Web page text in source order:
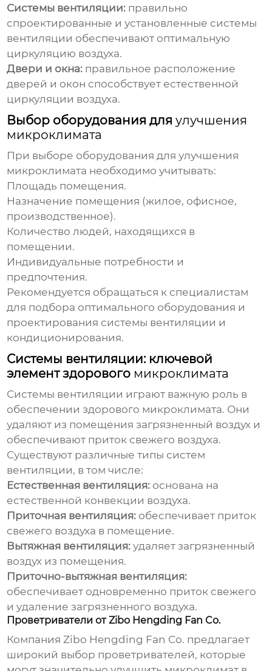
Системы вентиляции: правильно
спроектированные и установленные системы
вентиляции обеспечивают оптимальную
циркуляцию воздуха.
Двери и окна: правильное расположение
дверей и окон способствует естественной
циркуляции воздуха.
Выбор оборудования дляулучшения
микроклимата
При выборе оборудования дляулучшения
микроклимата необходимо учитывать:
Площадь помещения.
Назначение помещения (жилое, офисное,
производственное).
Количество людей, находящихся в
помещении.
Индивидуальные потребности и
предпочтения.
Рекомендуется обращаться к специалистам
для подбора оптимального оборудования и
проектирования системы вентиляции и
кондиционирования.
Системы вентиляции: ключевой
элемент здорового микроклимата
Системы вентиляции играют важную роль в
обеспечении здорового микроклимата. Они
удаляют из помещения загрязненный воздух и
обеспечивают приток свежего воздуха.
Существуют различные типы систем
вентиляции, в том числе:
Естественная вентиляция: основана на
естественной конвекции воздуха.
Приточная вентиляция: обеспечивает приток
свежего воздуха в помещение.
Вытяжная вентиляция: удаляет загрязненный
воздух из помещения.
Приточно-вытяжная вентиляция:
обеспечивает одновременно приток свежего
и удаление загрязненного воздуха.
Проветриватели от Zibo Hengding Fan Co.
КомпанияZibo Hengding Fan Co. предлагает
широкий выбор проветривателей, которые